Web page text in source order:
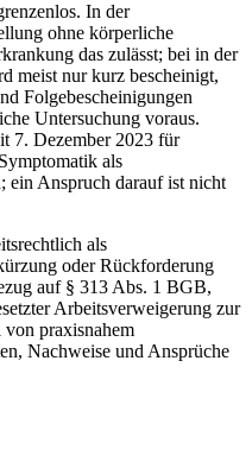
In der
ohne körperliche
das zulässt; bei in der
meist nur kurz bescheinigt,
Folgebescheinigungen
Untersuchung voraus.
7. Dezember 2023 für
als
ein Anspruch darauf ist nicht
als
oder Rückforderung
auf § 313 Abs. 1 BGB,
Arbeitsverweigerung zur
praxisnahem
Nachweise und Ansprüche